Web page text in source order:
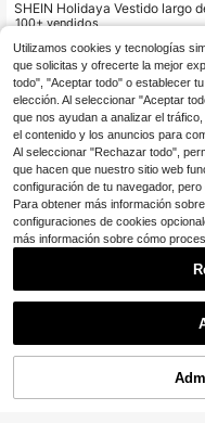
SHEIN Holidaya Vestido largo
ujer con cuello halter, sin
100+ vendidos
$17.72 -22% con cupón
Utilizamos cookies y tecnologías
que solicitas y ofrecerte la mejor
todo", "Aceptar todo" o establecer
elección. Al seleccionar "Aceptar
que nos ayudan a analizar el
el contenido y los anuncios para
Al seleccionar "Rechazar todo",
que hacen que nuestro sitio web
configuración de tu navegador,
Para obtener más información
configuraciones de cookies
más información sobre cómo